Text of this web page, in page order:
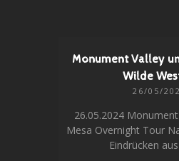
Monument Valley
Wilde
26/05/
26.05.2024
Mesa Overnight Tour
Eindrücken